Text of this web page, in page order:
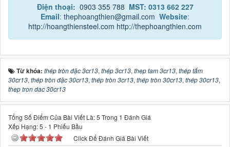
Điện thoại: 0903 355 788 MST: 0313 662 227
Email: thephoangthien@gmail.com Website:
http://hoangthiensteel.com http://thephoangthien.com
Từ khóa: thép tròn đặc 3cr13, thép 3cr13, thep tam 3cr13, thép tấm
30cr13, thép tròn đặc 30cr13, thép tròn 3cr13, thép tròn 30cr13, thép 30cr13,
thep tron dac 30cr13
Tổng Số Điểm Của Bài Viết Là: 5 Trong 1 Đánh Giá
Xếp Hạng:5 - 1 Phiếu Bầu
Click Để Đánh Giá Bài Viết